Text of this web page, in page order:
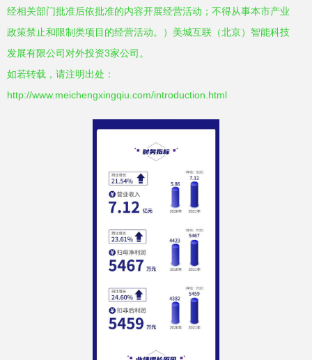
经相关部门批准后依批准的内容开展经营活动；不得从事本市产业
政策禁止和限制类项目的经营活动。）美城互联（北京）智能科技
发展有限公司对外投资3家公司。
如若转载，请注明出处：
http://www.meichengxingqiu.com/introduction.html